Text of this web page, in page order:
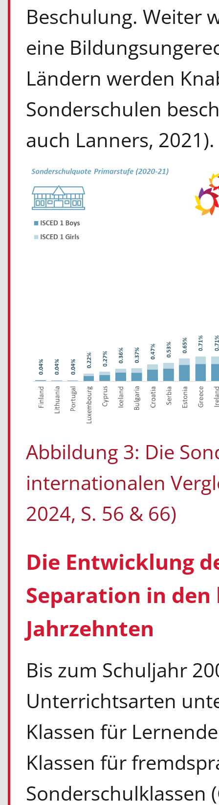
Beschulung. Weiter
eine
Ländern werden
Sonderschulen
auch Lanners, 2021).
Abbildung 3: Die
internationalen
2024, S. 56 & 66)
Die Entwicklung
Separation in
Jahrzehnten
Bis zum Schuljahr
Unterrichtsarten
Klassen für
Klassen für
Sonderschulklassen